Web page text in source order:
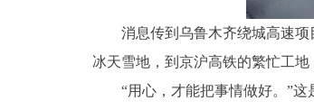
消息传到乌鲁木齐绕城高速
冰天雪地，到京沪高铁的繁忙工
“用心，才能把事情做好。”